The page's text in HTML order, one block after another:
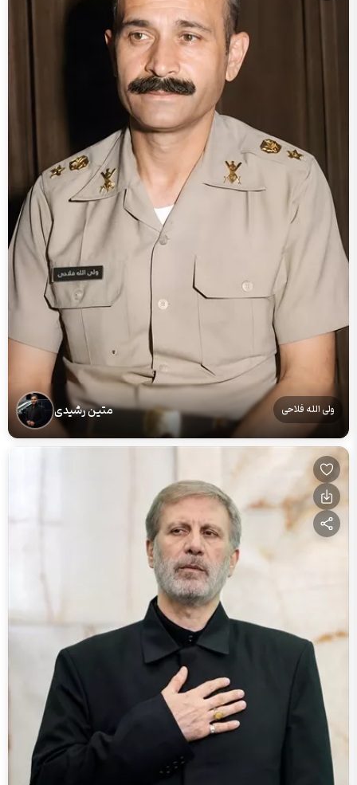
ولی الله فلاحی متین رشیدی